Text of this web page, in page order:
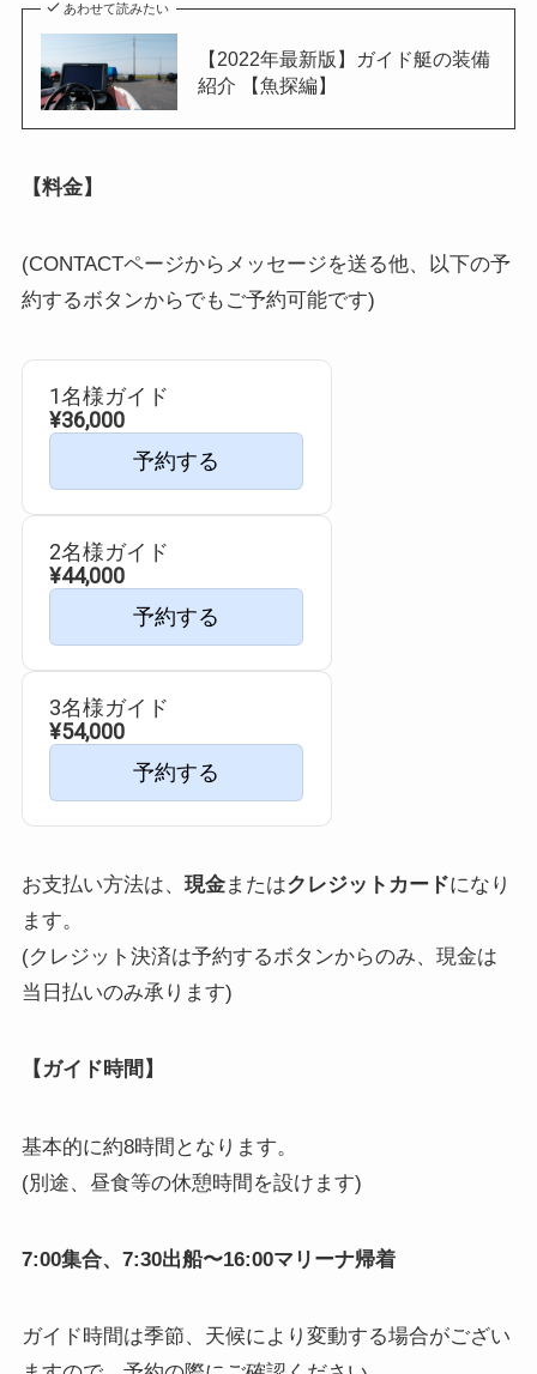
あわせて読みたい
【2022年最新版】ガイド艇の装備
紹介 【魚探編】
【料金】
(CONTACTページからメッセージを送る他、以下の予
約するボタンからでもご予約可能です)
1名様ガイド
¥36,000
予約する
2名様ガイド
¥44,000
予約する
3名様ガイド
¥54,000
予約する
お支払い方法は、 現金またはクレジットカードになり
ます。
(クレジット決済は予約するボタンからのみ、現金は
当日払いのみ承ります)
【ガイド時間】
基本的に約8時間となります。
(別途、昼食等の休憩時間を設けます)
7:00集合、7:30出船〜16:00マリーナ帰着
ガイド時間は季節、天候により変動する場合がござい